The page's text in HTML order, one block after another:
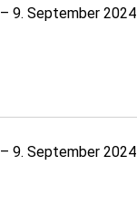
– 9. September 2024
– 9. September 2024